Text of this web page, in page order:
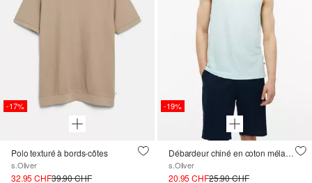
-17%
Polo texturé à bords-côtes
s.Oliver
32.95 CHF39.90 CHF
-19%
Débardeur chiné en coton mélangé
s.Oliver
20.95 CHF25.90 CHF